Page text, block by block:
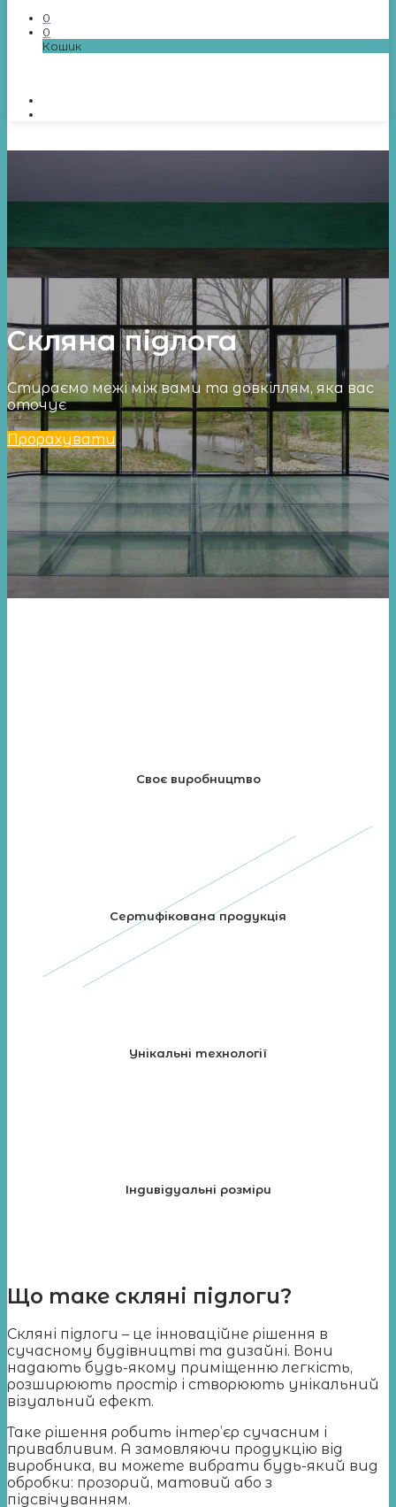
0
0
Кошик
Скляна підлога
Стираємо межі між вами та довкіллям, яка вас
оточує
Прорахувати
Своє виробництво
Сертифікована продукція
Унікальні технології
Індивідуальні розміри
Що таке скляні підлоги?
Скляні підлоги – це інноваційне рішення в
сучасному будівництві та дизайні. Вони
надають будь-якому приміщенню легкість,
розширюють простір і створюють унікальний
візуальний ефект.
Таке рішення робить інтер’єр сучасним і
привабливим. А замовляючи продукцію від
виробника, ви можете вибрати будь-який вид
обробки: прозорий, матовий або з
підсвічуванням.